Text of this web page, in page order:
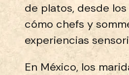
de platos, desde
cómo chefs y
experiencias
En México, los